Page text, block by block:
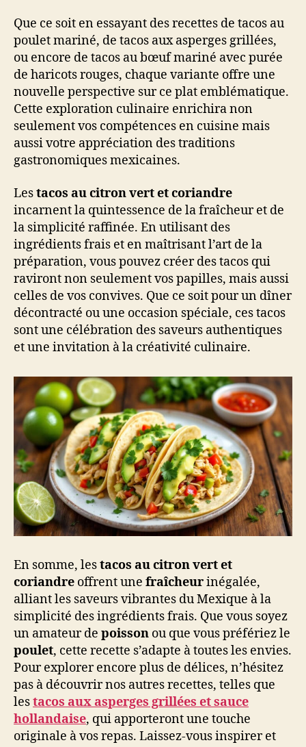
Que ce soit en essayant des recettes de tacos au
poulet mariné, de tacos aux asperges grillées,
ou encore de tacos au bœuf mariné avec purée
de haricots rouges, chaque variante offre une
nouvelle perspective sur ce plat emblématique.
Cette exploration culinaire enrichira non
seulement vos compétences en cuisine mais
aussi votre appréciation des traditions
gastronomiques mexicaines.
Lestacos au citron vert et coriandre
incarnent la quintessence de la fraîcheur et de
la simplicité raffinée. En utilisant des
ingrédients frais et en maîtrisant l’art de la
préparation, vous pouvez créer des tacos qui
raviront non seulement vos papilles, mais aussi
celles de vos convives. Que ce soit pour un dîner
décontracté ou une occasion spéciale, ces tacos
sont une célébration des saveurs authentiques
et une invitation à la créativité culinaire.
En somme, lestacos au citron vert et
coriandre offrent une fraîcheurinégalée,
alliant les saveurs vibrantes du Mexique à la
simplicité des ingrédients frais. Que vous soyez
un amateur de poisson ou que vous préfériez le
poulet, cette recette s’adapte à toutes les envies.
Pour explorer encore plus de délices, n’hésitez
pas à découvrir nos autres recettes, telles que
lestacos aux asperges grillées et sauce
hollandaise, qui apporteront une touche
originale à vos repas. Laissez-vous inspirer et